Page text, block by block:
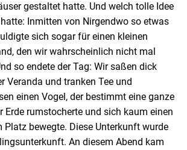
gestaltet hatte. Und welch tolle Idee
Inmitten von Nirgendwo so etwas
sich sogar für einen kleinen
den wir wahrscheinlich nicht mal
so endete der Tag: Wir saßen dick
Veranda und tranken Tee und
einen Vogel, der bestimmt eine ganze
Erde rumstocherte und sich kaum einen
Platz bewegte. Diese Unterkunft wurde
An diesem Abend kam